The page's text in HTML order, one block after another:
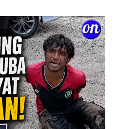
Namun, tindakannya
kepada ibu dan adiknya untuk
selamat. Keberanian luar
pujian meluas daripada
Seorang pegawai kanan di
agar Nathan diberikan
pengiktirafan terhadap
diri yang